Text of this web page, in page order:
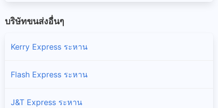
บริษัทขนส่งอื่นๆ
Kerry Express ระหาน
Flash Express ระหาน
J&T Express ระหาน